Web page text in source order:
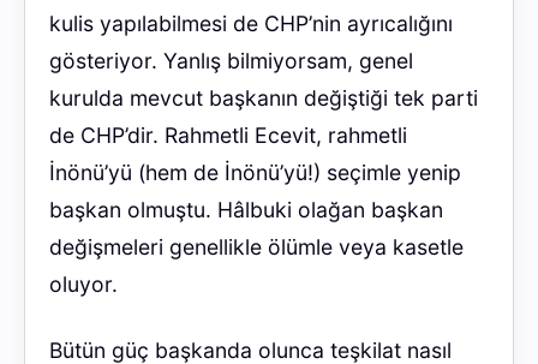
kulis yapılabilmesi de CHP’nin ayrıcalığını
gösteriyor. Yanlış bilmiyorsam, genel
kurulda mevcut başkanın değiştiği tek parti
de CHP’dir. Rahmetli Ecevit, rahmetli
İnönü’yü (hem de İnönü’yü!) seçimle yenip
başkan olmuştu. Hâlbuki olağan başkan
değişmeleri genellikle ölümle veya kasetle
oluyor.
Bütün güç başkanda olunca teşkilat nasıl